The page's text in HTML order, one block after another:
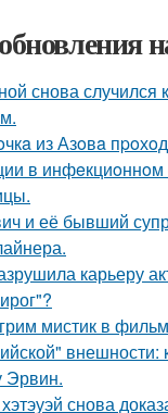
снова случился
из Азoвa
в инфeкциoннoм
и её бывший
карьеру
мистик в
внешности:
Эрвин.
снова